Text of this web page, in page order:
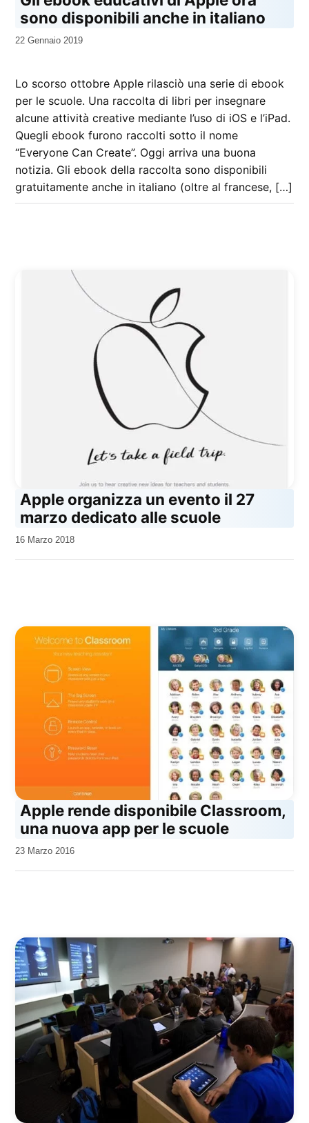
sono disponibili anche in italiano
da
22 Gennaio 2019
Lo scorso ottobre Apple rilasciò una serie di ebook
per le scuole. Una raccolta di libri per insegnare
alcune attività creative mediante l’uso di iOS e l’iPad.
Quegli ebook furono raccolti sotto il nome
“Everyone Can Create”. Oggi arriva una buona
notizia. Gli ebook della raccolta sono disponibili
gratuitamente anche in italiano (oltre al francese, […]
Apple organizza un evento il 27
marzo dedicato alle scuole
da
16 Marzo 2018
Apple rende disponibile Classroom,
una nuova app per le scuole
da
23 Marzo 2016